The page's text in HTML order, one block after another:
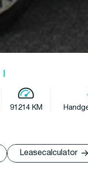
l
91214 KM
Leasecalculator